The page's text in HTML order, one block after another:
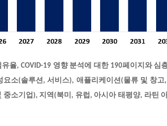
율, COVID-19 영향 분석에 대한 190페이지와 심
소(솔루션, 서비스), 애플리케이션(물류 및 창고,
중소기업), 지역(북미, 유럽, 아시아 태평양, 라틴